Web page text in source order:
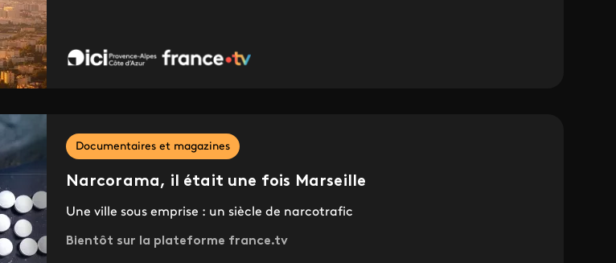
Documentaires et magazines
Narcorama, il était une fois Marseille
Une ville sous emprise : un siècle de narcotrafic
Bientôt sur la plateforme france.tv